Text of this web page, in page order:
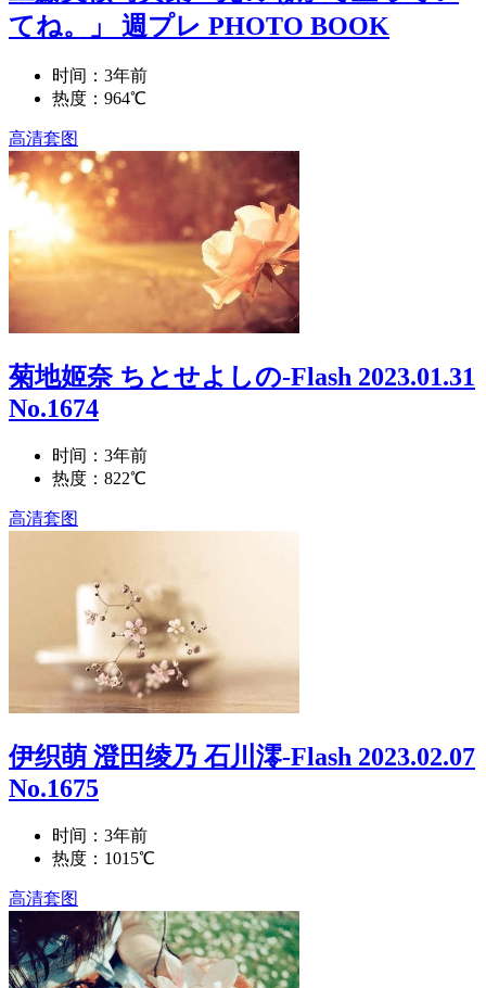
てね。」 週プレ PHOTO BOOK
时间：3年前
热度：964℃
高清套图
菊地姬奈 ちとせよしの-Flash 2023.01.31
No.1674
时间：3年前
热度：822℃
高清套图
伊织萌 澄田绫乃 石川澪-Flash 2023.02.07
No.1675
时间：3年前
热度：1015℃
高清套图